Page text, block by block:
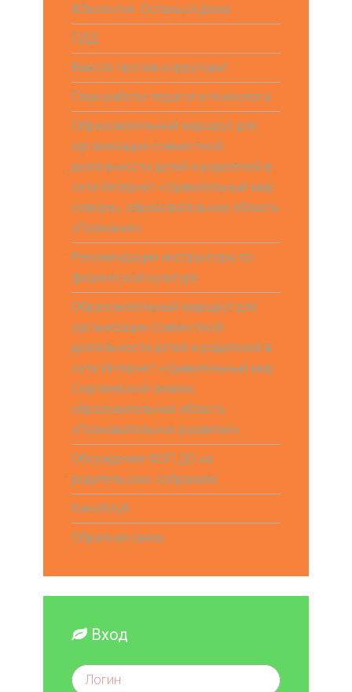
#Экология. Останься дома
ПДД
Вместе против коррупции!
План работы педагога-психолога
Образовательный маршрут для
организации совместной
деятельности детей и родителей в
сети Интернет «Удивительный мир
севера», образовательная область
«Познание»
Рекомендации инструктора по
физической культуре
Образовательный маршрут для
организации совместной
деятельности детей и родителей в
сети Интернет «Удивительный мир
Сергиевской земли»,
образовательная область
«Познавательное развитие»
Обсуждение ФОП ДО на
родительских собраниях
КиноКлуб
Обратная связь
Вход